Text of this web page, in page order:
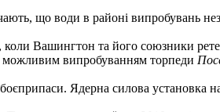
що води в районі випробувань
Вашингтон та його союзники
можливим випробуванням торпеди
Ядерна силова установка